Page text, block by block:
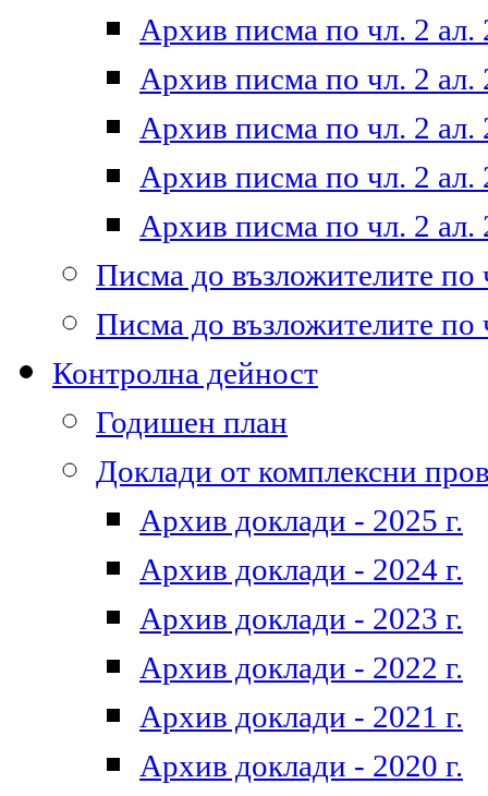
Архив писма по чл. 2 ал.
Архив писма по чл. 2 ал.
Архив писма по чл. 2 ал.
Архив писма по чл. 2 ал.
Архив писма по чл. 2 ал.
Писма до възложителите по
Писма до възложителите по
Контролна дейност
Годишен план
Доклади от комплексни
Архив доклади - 2025 г.
Архив доклади - 2024 г.
Архив доклади - 2023 г.
Архив доклади - 2022 г.
Архив доклади - 2021 г.
Архив доклади - 2020 г.